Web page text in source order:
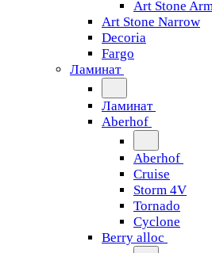
Art Stone
Art Stone Narrow
Decoria
Fargo
Ламинат
Ламинат
Aberhof
Aberhof
Cruise
Storm 4V
Tornado
Сyclone
Berry alloc